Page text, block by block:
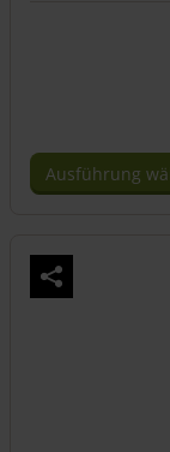
Ausführung
weist
mehrere
Varianten